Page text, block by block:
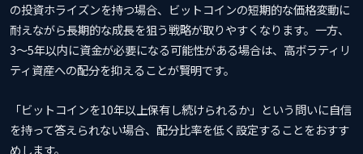
の投資ホライズンを持つ場合、ビットコインの短期的な価格変動に
耐えながら長期的な成長を狙う戦略が取りやすくなります。一方、
3〜5年以内に資金が必要になる可能性がある場合は、高ボラティリ
ティ資産への配分を抑えることが賢明です。
「ビットコインを10年以上保有し続けられるか」という問いに自信
を持って答えられない場合、配分比率を低く設定することをおすす
めします。